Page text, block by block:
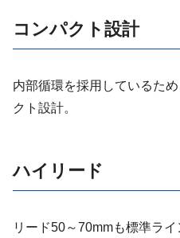
コンパクト設計
内部循環を採用しているた
クト設計。
ハイリード
リード50～70mmも標準ラ